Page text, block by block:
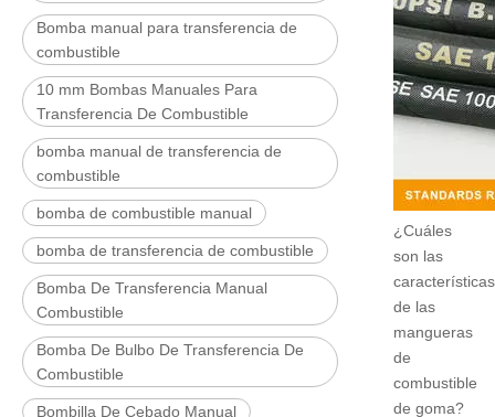
Bomba manual para transferencia de
combustible
10 mm Bombas Manuales Para
Transferencia De Combustible
bomba manual de transferencia de
combustible
bomba de combustible manual
bomba de transferencia de combustible
Bomba De Transferencia Manual
Combustible
Bomba De Bulbo De Transferencia De
Combustible
Bombilla De Cebado Manual
¿Cuáles
son las
características
de las
mangueras
de
combustible
de goma?